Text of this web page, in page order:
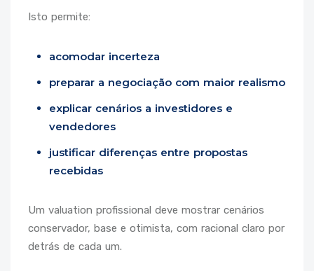
Isto permite:
acomodar incerteza
preparar a negociação com maior realismo
explicar cenários a investidores e
vendedores
justificar diferenças entre propostas
recebidas
Um valuation profissional deve mostrar cenários
conservador, base e otimista, com racional claro por
detrás de cada um.